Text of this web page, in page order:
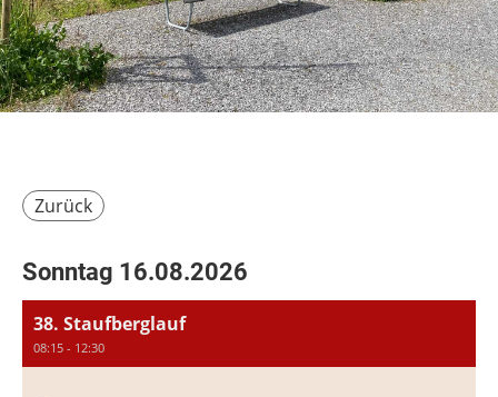
Zurück
Sonntag 16.08.2026
38. Staufberglauf
08:15 - 12:30